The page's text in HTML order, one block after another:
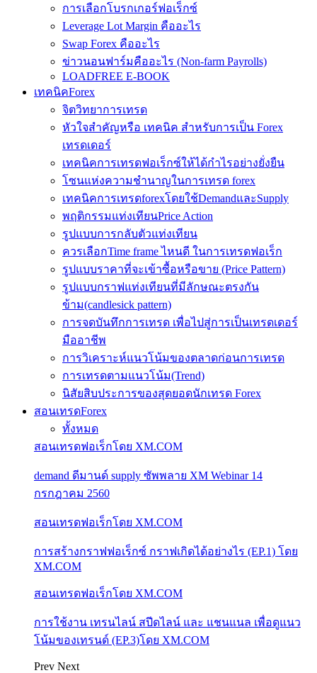
การเลือกโบรกเกอร์ฟอเร็กซ์
Leverage Lot Margin คืออะไร
Swap Forex คืออะไร
ข่าวนอนฟาร์มคืออะไร (Non-farm Payrolls)
LOADFREE E-BOOK
เทคนิคForex
จิตวิทยาการเทรด
หัวใจสำคัญหรือ เทคนิค สำหรับการเป็น Forex
เทรดเดอร์
เทคนิคการเทรดฟอเร็กซ์ให้ได้กำไรอย่างยั่งยืน
โซนแห่งความชำนาญในการเทรด forex
เทคนิคการเทรดforexโดยใช้DemandและSupply
พฤติกรรมแท่งเทียนPrice Action
รูปแบบการกลับตัวแท่งเทียน
ควรเลือกTime frame ไหนดี ในการเทรดฟอเร็ก
รูปแบบราคาที่จะเข้าซื้อหรือขาย (Price Pattern)
รูปแบบกราฟแท่งเทียนที่มีลักษณะตรงกัน
ข้าม(candlesick pattern)
การจดบันทึกการเทรด เพื่อไปสู่การเป็นเทรดเดอร์
มืออาชีพ
การวิเคราะห์แนวโน้มของตลาดก่อนการเทรด
การเทรดตามแนวโน้ม(Trend)
นิสัยสิบประการของสุดยอดนักเทรด Forex
สอนเทรดForex
ทั้งหมด
สอนเทรดฟอเร็กโดย XM.COM
demand ดีมานด์ supply ซัพพลาย XM Webinar 14
กรกฎาคม 2560
สอนเทรดฟอเร็กโดย XM.COM
การสร้างกราฟฟอเร็กซ์ กราฟเกิดได้อย่างไร (EP.1) โดย
XM.COM
สอนเทรดฟอเร็กโดย XM.COM
การใช้งาน เทรนไลน์ สปีดไลน์ และ แชนแนล เพื่อดูแนว
โน้มของเทรนด์ (EP.3)โดย XM.COM
Prev Next